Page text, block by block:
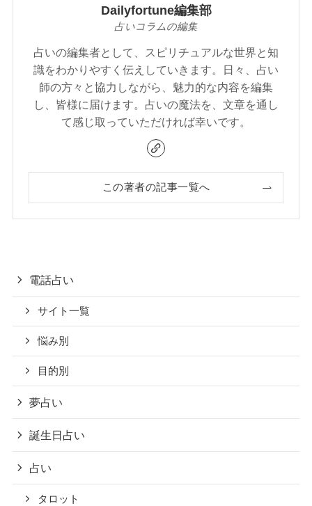
Dailyfortune編集部
占いコラムの編集
占いの編集者として、スピリチュアルな世界と知
識をわかりやすく伝えしていきます。日々、占い
師の方々と協力しながら、魅力的な内容を編集
し、皆様に届けます。占いの魔法を、文章を通し
て感じ取っていただければ幸いです。
この著者の記事一覧へ
電話占い
サイト一覧
悩み別
目的別
夢占い
誕生日占い
占い
タロット